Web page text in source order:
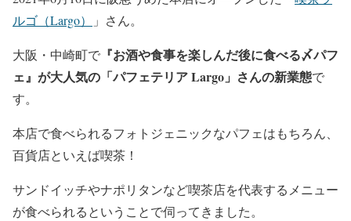
ルゴ（Largo）
」さん。
大阪・中崎町で 『お酒や食事を楽しんだ後に食べる〆パフ
ェ』が大人気の「パフェテリア Largo」さんの新業態で
す。
本店で食べられるフォトジェニックなパフェはもちろん、
百貨店といえば喫茶！
サンドイッチやナポリタンなど喫茶店を代表するメニュー
が食べられるということで伺ってきました。